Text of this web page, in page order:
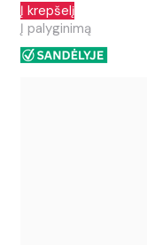
Į krepšelį
Į palyginimą